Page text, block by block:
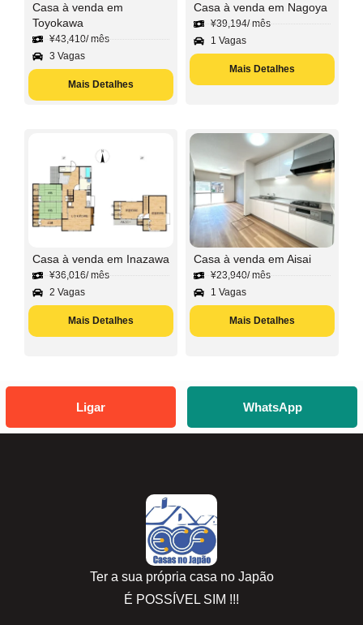
Casa à venda em
Toyokawa
¥43,410/ mês
3 Vagas
Mais Detalhes
Casa à venda em Nagoya
¥39,194/ mês
1 Vagas
Mais Detalhes
Casa à venda em Inazawa
¥36,016/ mês
2 Vagas
Mais Detalhes
Casa à venda em Aisai
¥23,940/ mês
1 Vagas
Mais Detalhes
Ligar WhatsApp
Ter a sua própria casa no Japão
É POSSÍVEL SIM !!!